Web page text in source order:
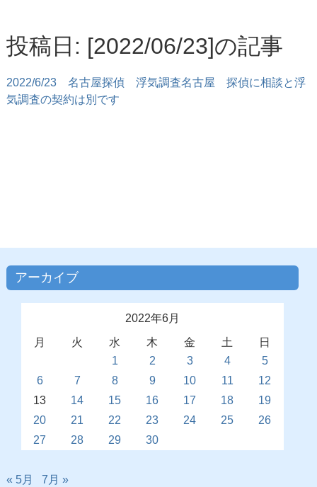
投稿日: [2022/06/23]の記事
2022/6/23
名古屋探偵 浮気調査名古屋 探偵に相談と浮
気調査の契約は別です
アーカイブ
2022年6月
月
火 水 木 金 土
日
1
2 3 4
5
6
7 8 9 10 11
12
13
14 15 16 17 18
19
20
21 22 23 24 25
26
27
28 29 30
« 5月
7月 »